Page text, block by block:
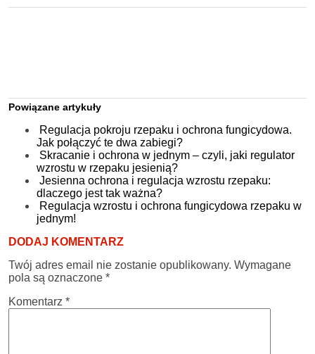
Powiązane artykuły
Regulacja pokroju rzepaku i ochrona fungicydowa.
Jak połączyć te dwa zabiegi?
Skracanie i ochrona w jednym – czyli, jaki regulator
wzrostu w rzepaku jesienią?
Jesienna ochrona i regulacja wzrostu rzepaku:
dlaczego jest tak ważna?
Regulacja wzrostu i ochrona fungicydowa rzepaku w
jednym!
DODAJ KOMENTARZ
Twój adres email nie zostanie opublikowany. Wymagane
pola są oznaczone *
Komentarz *